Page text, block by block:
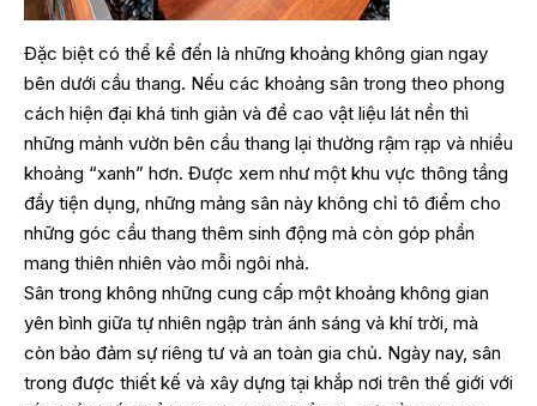
Đặc biệt có thể kể đến là những khoảng không gian ngay
bên dưới cầu thang. Nếu các khoảng sân trong theo phong
cách hiện đại khá tinh giản và đề cao vật liệu lát nền thì
những mảnh vườn bên cầu thang lại thường rậm rạp và nhiều
khoảng “xanh” hơn. Được xem như một khu vực thông tầng
đầy tiện dụng, những mảng sân này không chỉ tô điểm cho
những góc cầu thang thêm sinh động mà còn góp phần
mang thiên nhiên vào mỗi ngôi nhà.
Sân trong không những cung cấp một khoảng không gian
yên bình giữa tự nhiên ngập tràn ánh sáng và khí trời, mà
còn bảo đảm sự riêng tư và an toàn gia chủ. Ngày nay, sân
trong được thiết kế và xây dựng tại khắp nơi trên thế giới với